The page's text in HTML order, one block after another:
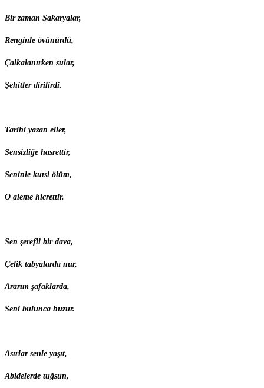
Bir zaman Sakaryalar,
Renginle övünürdü,
Çalkalanırken sular,
Şehitler dirilirdi.
Tarihi yazan eller,
Sensizliğe hasrettir,
Seninle kutsi ölüm,
O aleme hicrettir.
Sen şerefli bir dava,
Çelik tabyalarda nur,
Ararım şafaklarda,
Seni bulunca huzur.
Asırlar senle yaşıt,
Abidelerde tuğsun,